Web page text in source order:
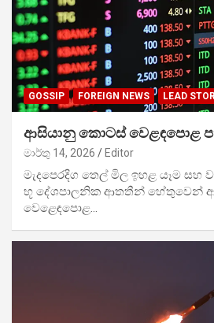
GOSSIP FOREIGN NEWS LEAD
ආසියානු කොටස් වෙළඳපොළ
මාර්තු 14, 2026 Editor
මැදපෙරදිග තෙල් මිල ඉහළ යෑම
භූ දේශපාලනික ආතතීන් හේතුවෙන්
වෙළෙඳපොළ…